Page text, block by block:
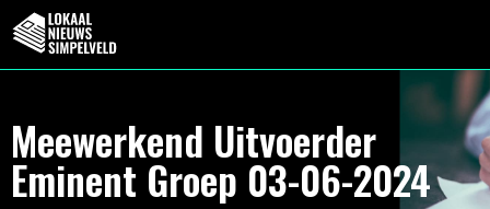
Meewerkend Uitvoerder
Eminent Groep 03-06-2024